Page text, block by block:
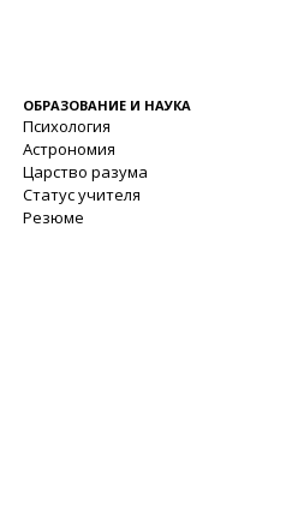
ОБРАЗОВАНИЕ И НАУКА
Психология
Астрономия
Царство разума
Статус учителя
Резюме